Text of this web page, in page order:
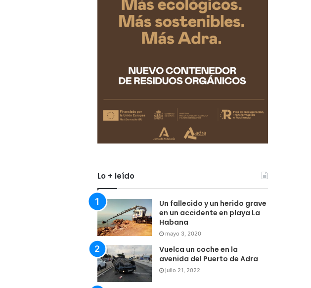
Lo + leído
Un fallecido y un herido grave
en un accidente en playa La
Habana
mayo 3, 2020
Vuelca un coche en la
avenida del Puerto de Adra
julio 21, 2022